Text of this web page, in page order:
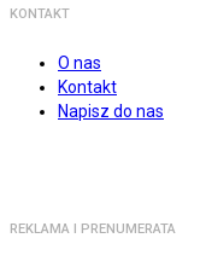
KONTAKT
O nas
Kontakt
Napisz do nas
REKLAMA I PRENUMERATA